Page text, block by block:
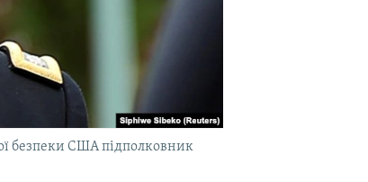
безпеки США підполковник